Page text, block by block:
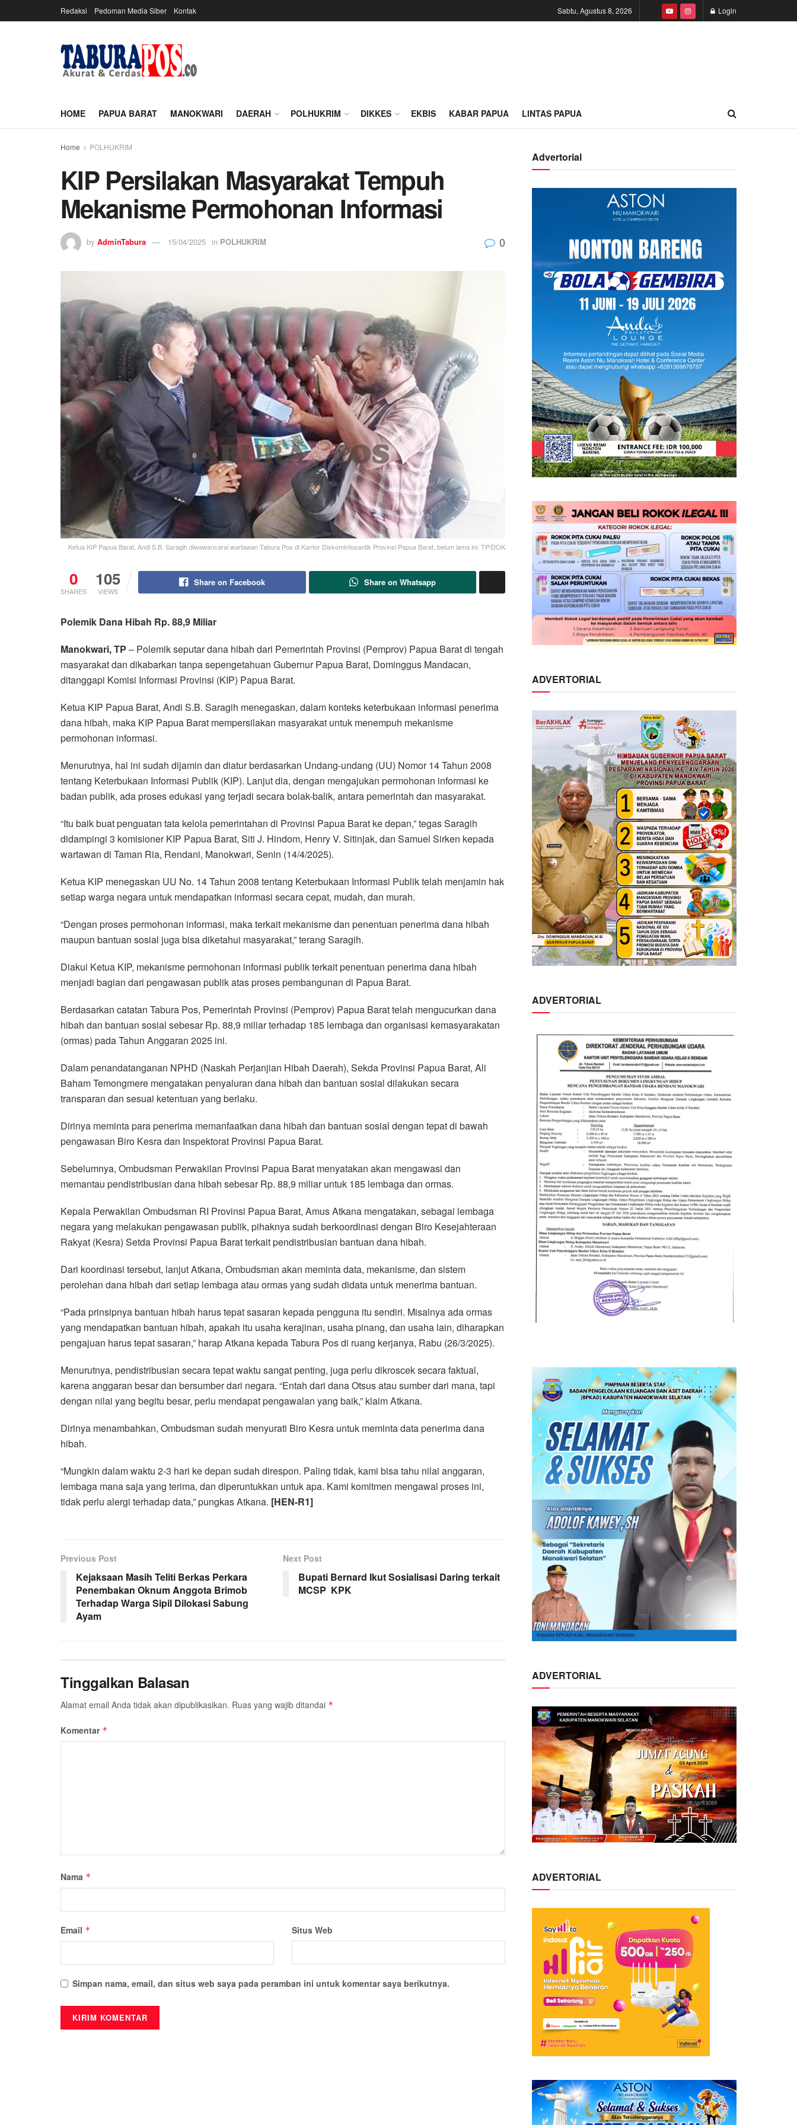
Redaksi Pedoman Media Siber Kontak Sabtu, Agustus 8, 2026 Login
HOME PAPUA BARAT MANOKWARI DAERAH POLHUKRIM DIKKES EKBIS KABAR PAPUA LINTAS PAPUA
Home POLHUKRIM
KIP Persilakan Masyarakat Tempuh
Mekanisme Permohonan Informasi
by AdminTabura 15/04/2025 in POLHUKRIM 0
Ketua KIP Papua Barat, Andi S.B. Saragih diwawancarai wartawan Tabura Pos di Kantor Diskominfosantik Provinsi Papua Barat, belum lama ini. TP/DOK
0
SHARES
105
VIEWS
Share on Facebook Share on Whatsapp
Polemik Dana Hibah Rp. 88,9 Miliar
Manokwari, TP – Polemik seputar dana hibah dari Pemerintah Provinsi (Pemprov) Papua Barat di tengah
masyarakat dan dikabarkan tanpa sepengetahuan Gubernur Papua Barat, Dominggus Mandacan,
ditanggapi Komisi Informasi Provinsi (KIP) Papua Barat.
Ketua KIP Papua Barat, Andi S.B. Saragih menegaskan, dalam konteks keterbukaan informasi penerima
dana hibah, maka KIP Papua Barat mempersilakan masyarakat untuk menempuh mekanisme
permohonan informasi.
Menurutnya, hal ini sudah dijamin dan diatur berdasarkan Undang-undang (UU) Nomor 14 Tahun 2008
tentang Keterbukaan Informasi Publik (KIP). Lanjut dia, dengan mengajukan permohonan informasi ke
badan publik, ada proses edukasi yang terjadi secara bolak-balik, antara pemerintah dan masyarakat.
“Itu baik buat penguatan tata kelola pemerintahan di Provinsi Papua Barat ke depan,” tegas Saragih
didampingi 3 komisioner KIP Papua Barat, Siti J. Hindom, Henry V. Sitinjak, dan Samuel Sirken kepada
wartawan di Taman Ria, Rendani, Manokwari, Senin (14/4/2025).
Ketua KIP menegaskan UU No. 14 Tahun 2008 tentang Keterbukaan Informasi Publik telah menjamin hak
setiap warga negara untuk mendapatkan informasi secara cepat, mudah, dan murah.
“Dengan proses permohonan informasi, maka terkait mekanisme dan penentuan penerima dana hibah
maupun bantuan sosial juga bisa diketahui masyarakat,” terang Saragih.
Diakui Ketua KIP, mekanisme permohonan informasi publik terkait penentuan penerima dana hibah
menjadi bagian dari pengawasan publik atas proses pembangunan di Papua Barat.
Berdasarkan catatan Tabura Pos, Pemerintah Provinsi (Pemprov) Papua Barat telah mengucurkan dana
hibah dan bantuan sosial sebesar Rp. 88,9 miliar terhadap 185 lembaga dan organisasi kemasyarakatan
(ormas) pada Tahun Anggaran 2025 ini.
Dalam penandatanganan NPHD (Naskah Perjanjian Hibah Daerah), Sekda Provinsi Papua Barat, Ali
Baham Temongmere mengatakan penyaluran dana hibah dan bantuan sosial dilakukan secara
transparan dan sesuai ketentuan yang berlaku.
Dirinya meminta para penerima memanfaatkan dana hibah dan bantuan sosial dengan tepat di bawah
pengawasan Biro Kesra dan Inspektorat Provinsi Papua Barat.
Sebelumnya, Ombudsman Perwakilan Provinsi Papua Barat menyatakan akan mengawasi dan
memantau pendistribusian dana hibah sebesar Rp. 88,9 miliar untuk 185 lembaga dan ormas.
Kepala Perwakilan Ombudsman RI Provinsi Papua Barat, Amus Atkana mengatakan, sebagai lembaga
negara yang melakukan pengawasan publik, pihaknya sudah berkoordinasi dengan Biro Kesejahteraan
Rakyat (Kesra) Setda Provinsi Papua Barat terkait pendistribusian bantuan dana hibah.
Dari koordinasi tersebut, lanjut Atkana, Ombudsman akan meminta data, mekanisme, dan sistem
perolehan dana hibah dari setiap lembaga atau ormas yang sudah didata untuk menerima bantuan.
“Pada prinsipnya bantuan hibah harus tepat sasaran kepada pengguna itu sendiri. Misalnya ada ormas
yang mendapatkan bantuan hibah, apakah itu usaha kerajinan, usaha pinang, dan usaha lain, diharapkan
pengajuan harus tepat sasaran,” harap Atkana kepada Tabura Pos di ruang kerjanya, Rabu (26/3/2025).
Menurutnya, pendistribusian secara tepat waktu sangat penting, juga perlu dikroscek secara faktual,
karena anggaran besar dan bersumber dari negara. “Entah dari dana Otsus atau sumber dari mana, tapi
dengan nilai yang begitu besar, perlu mendapat pengawalan yang baik,” klaim Atkana.
Dirinya menambahkan, Ombudsman sudah menyurati Biro Kesra untuk meminta data penerima dana
hibah.
“Mungkin dalam waktu 2-3 hari ke depan sudah direspon. Paling tidak, kami bisa tahu nilai anggaran,
lembaga mana saja yang terima, dan diperuntukkan untuk apa. Kami komitmen mengawal proses ini,
tidak perlu alergi terhadap data,” pungkas Atkana. [HEN-R1]
Previous Post
Kejaksaan Masih Teliti Berkas Perkara
Penembakan Oknum Anggota Brimob
Terhadap Warga Sipil Dilokasi Sabung
Ayam
Next Post
Bupati Bernard Ikut Sosialisasi Daring terkait
MCSP KPK
Tinggalkan Balasan
Alamat email Anda tidak akan dipublikasikan. Ruas yang wajib ditandai *
Komentar *
Nama *
Email * Situs Web
Simpan nama, email, dan situs web saya pada peramban ini untuk komentar saya berikutnya.
Advertorial
ADVERTORIAL
ADVERTORIAL
ADVERTORIAL
ADVERTORIAL